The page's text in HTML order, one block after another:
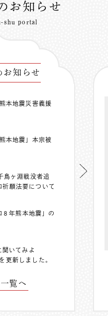
お知らせ
shu portal
お知らせ
本地震災害義援
本地震」本宗被
鳥ヶ淵戦没者追
祈願法要について
８年熊本地震」の
聞いてみよ
更新しました。
覧へ